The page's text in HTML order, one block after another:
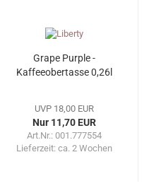
Grape Purple -
Kaffeeobertasse 0,26l
UVP 18,00 EUR
Nur 11,70 EUR
Art.Nr.: 001.777554
Lieferzeit: ca. 2 Wochen